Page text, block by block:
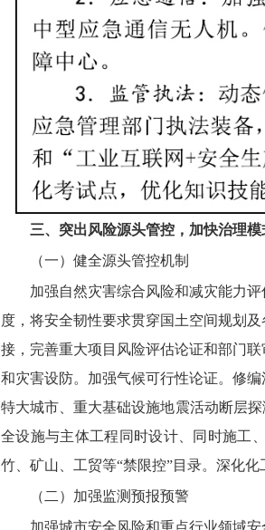
三、突出风险源头管控，加快治理
（一）健全源头管控机制
加强自然灾害综合风险和减灾能力
度，将安全韧性要求贯穿国土空间规划
接，完善重大项目风险评估论证和部门
和灾害设防。加强气候可行性论证。修
特大城市、重大基础设施地震活动断层
全设施与主体工程同时设计、同时施工
竹、矿山、工贸等“禁限控”目录。深化
（二）加强监测预报预警